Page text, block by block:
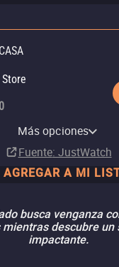
Más opciones
Fuente: JustWatch
AGREGAR A MI
busca venganza
mientras descubre un
impactante.